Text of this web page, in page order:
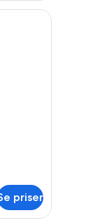
på rummet
kvalitet och
priser